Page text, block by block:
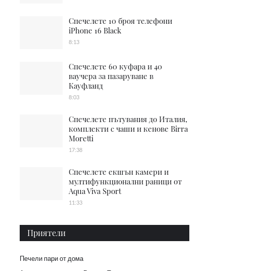
Спечелете 10 броя телефони
iPhone 16 Black
8:13
Спечелете 60 куфара и 40
ваучера за пазаруване в
Кауфланд
8:03
Спечелете пътувания до Италия,
комплекти с чаши и кенове Birra
Moretti
17:38
Спечелете екшън камери и
мултифункционални раници от
Aqua Viva Sport
11:33
Приятели
Печели пари от дома